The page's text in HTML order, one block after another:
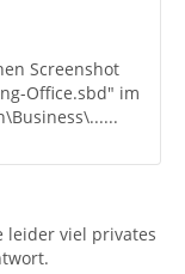
Screenshot
Office.sbd" im
leider viel privates